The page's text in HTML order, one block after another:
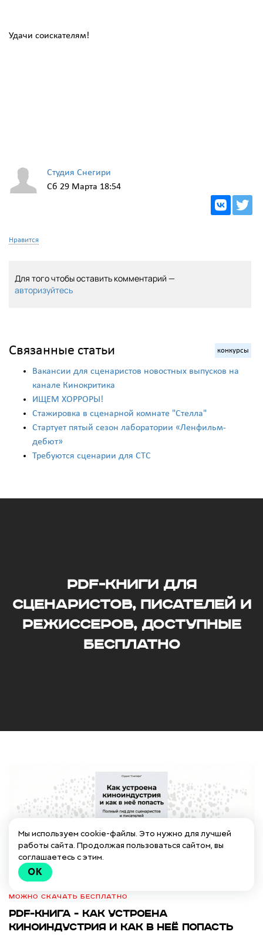
Удачи соискателям!
Студия Снегири
Сб 29 Марта 18:54
Нравится
Для того чтобы оставить комментарий —
авторизуйтесь
конкурсы
Связанные статьи
Вакансии для сценаристов новостных выпусков на
канале Кинокритика
ИЩЕМ ХОРРОРЫ!
Стажировка в сценарной комнате "Стелла"
Стартует пятый сезон лаборатории «Ленфильм-
дебют»
Требуются сценарии для СТС
PDF-книги для
сценаристов, писателей и
режиссеров, доступные
бесплатно
Можно скачать бесплатно
PDF-КНИГА - как устроена
киноиндустрия и как в неё попасть
Мы используем cookie-файлы. Это нужно для лучшей
работы сайта. Продолжая пользоваться сайтом, вы
соглашаетесь с этим.
OK